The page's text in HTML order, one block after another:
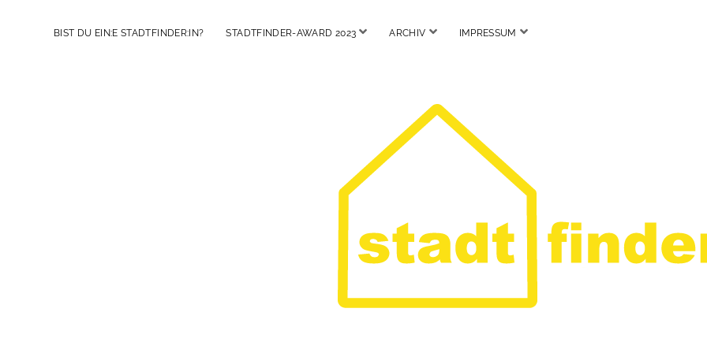
BIST DU EIN:E STADTFINDER:IN? STADTFINDER-AWARD 2023 MenüARCHIV Menü
IMPRESSUM Menü
Stadtfinder.org